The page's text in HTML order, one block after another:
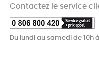
Contactez le service
Du lundi au samedi de 10h